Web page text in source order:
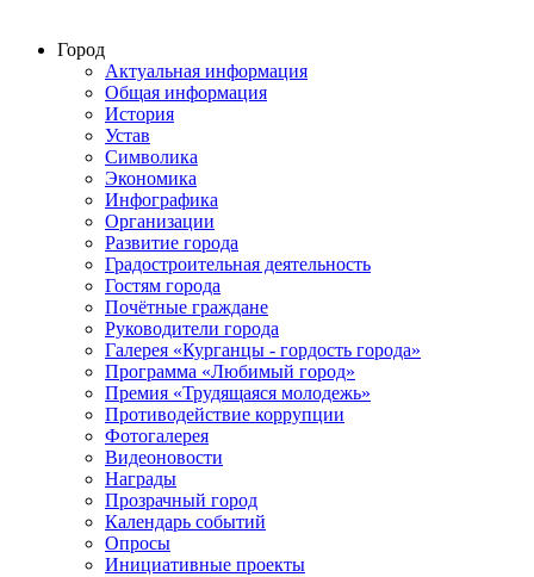
Город
Актуальная информация
Общая информация
История
Устав
Символика
Экономика
Инфографика
Организации
Развитие города
Градостроительная деятельность
Гостям города
Почётные граждане
Руководители города
Галерея «Курганцы - гордость города»
Программа «Любимый город»
Премия «Трудящаяся молодежь»
Противодействие коррупции
Фотогалерея
Видеоновости
Награды
Прозрачный город
Календарь событий
Опросы
Инициативные проекты